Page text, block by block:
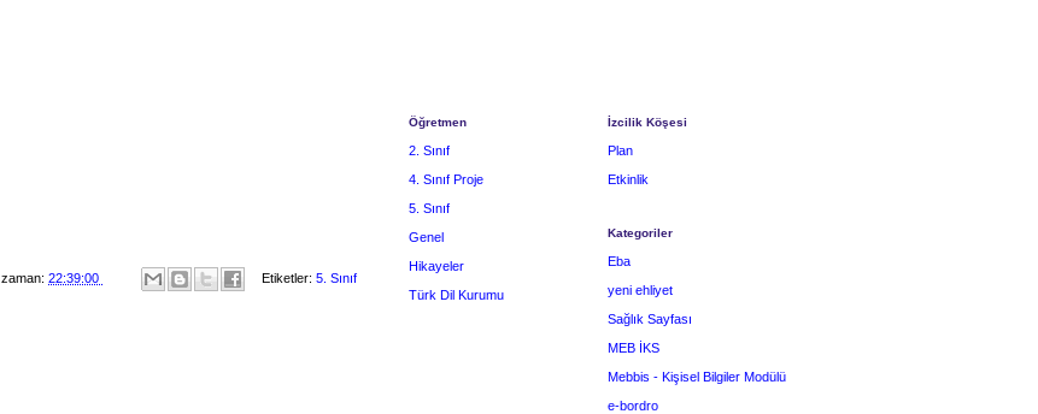
zaman: 22:39:00 Etiketler: 5. Sınıf
Öğretmen
2. Sınıf
4. Sınıf Proje
5. Sınıf
Genel
Hikayeler
Türk Dil Kurumu
İzcilik Köşesi
Plan
Etkinlik
Kategoriler
Eba
yeni ehliyet
Sağlık Sayfası
MEB İKS
Mebbis - Kişisel Bilgiler Modülü
e-bordro